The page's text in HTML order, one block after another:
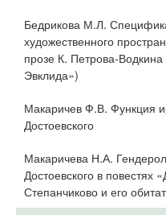
Бедрикова М.Л.
художественного
прозе К. Петрова-
Эвклида»)
Макаричев Ф.В. Функция
Достоевского
Макаричева Н.А.
Достоевского в
Степанчиково и его